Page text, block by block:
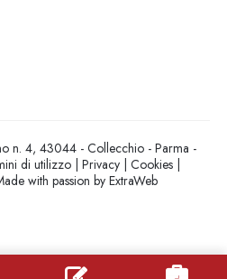
n. 4, 43044 - Collecchio - Parma -
di utilizzo| Privacy| Cookies|
with passion byExtraWeb